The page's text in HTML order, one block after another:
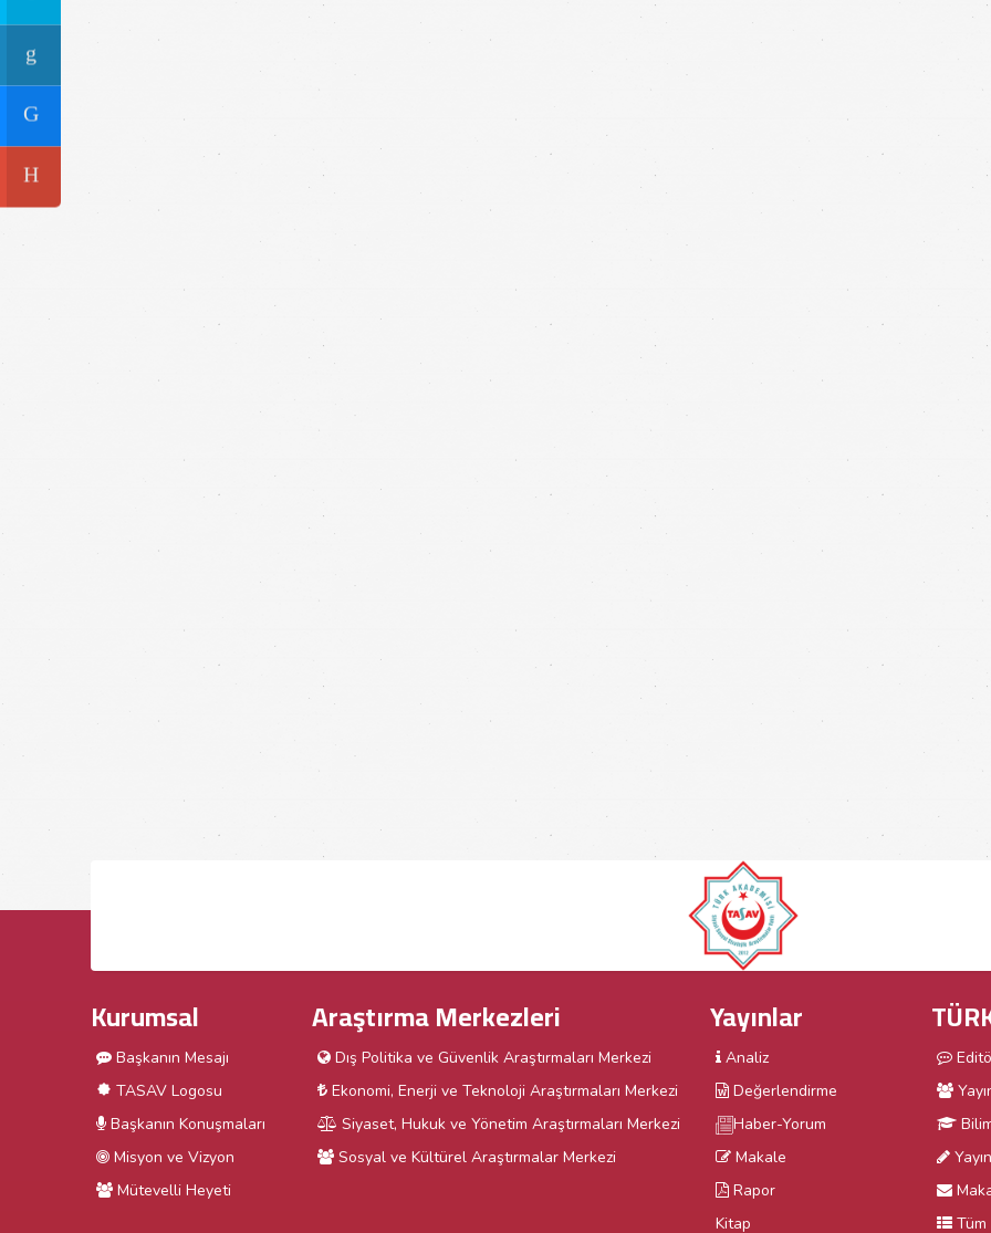
Kurumsal
Başkanın Mesajı
TASAV Logosu
Başkanın Konuşmaları
Misyon ve Vizyon
Mütevelli Heyeti
Araştırma Merkezleri
Dış Politika ve Güvenlik Araştırmaları Merkezi
Ekonomi, Enerji ve Teknoloji Araştırmaları Merkezi
Siyaset, Hukuk ve Yönetim Araştırmaları Merkezi
Sosyal ve Kültürel Araştırmalar Merkezi
Yayınlar
Analiz
Değerlendirme
Haber-Yorum
Makale
Rapor
Kitap
Tüm